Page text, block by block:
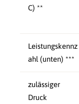
C) **
Leistungskennz
ahl (unten) ***
zulässiger
Druck